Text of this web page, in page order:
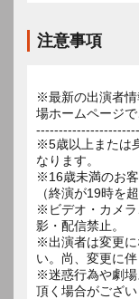
注意事項
※最新の出演者情
場ホームページで
※5歳以上または
なります。
※16歳未満のお客
（終演が19時を
※ビデオ・カメラ
影・配信禁止。
※出演者は変更に
い。尚、変更に
※迷惑行為や劇場
頂く場合がござい